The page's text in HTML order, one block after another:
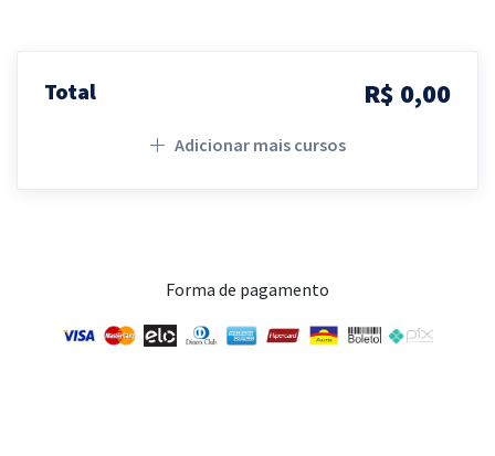
Total R$ 0,00
Adicionar mais cursos
Forma de pagamento